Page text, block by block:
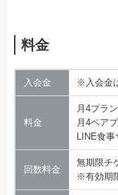
料金
入会金 ※入会金
料金
月4プ
月4ペア
LINE食
回数料金
無期限チ
※有効期